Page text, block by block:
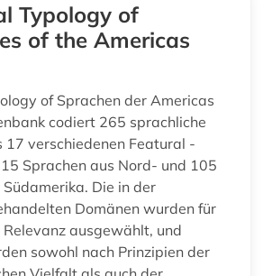
Typology of
of the Americas
of Sprachen der Americas
codiert 265 sprachliche
17 verschiedenen Featural -
Sprachen aus Nord- und 105
Die in der
Domänen wurden für
ausgewählt, und
sowohl nach Prinzipien der